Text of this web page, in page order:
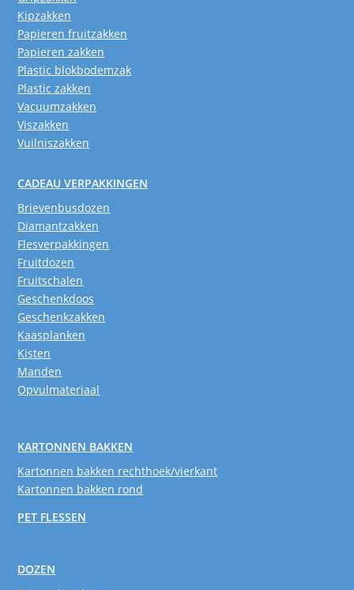
Kipzakken
Papieren fruitzakken
Papieren zakken
Plastic blokbodemzak
Plastic zakken
Vacuumzakken
Viszakken
Vuilniszakken
CADEAU VERPAKKINGEN
Brievenbusdozen
Diamantzakken
Flesverpakkingen
Fruitdozen
Fruitschalen
Geschenkdoos
Geschenkzakken
Kaasplanken
Kisten
Manden
Opvulmateriaal
KARTONNEN BAKKEN
Kartonnen bakken rechthoek/vierkant
Kartonnen bakken rond
PET FLESSEN
DOZEN